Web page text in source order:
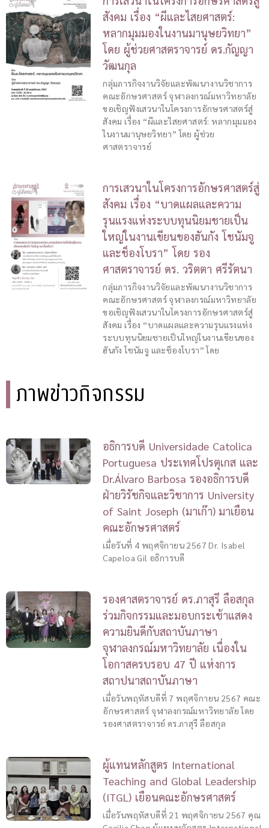
สังคม เรื่อง “ผีและไสยศาสตร์:
หลากมุมมองในงานมานุษยวิทยา”
โดย ผู้ช่วยศาสตราจารย์ ดร.กัญญา
วัฒนกุล
กลุ่มภารกิจงานวิจัยและพัฒนางานวิชาการ
คณะอักษรศาสตร์ จุฬาลงกรณ์มหาวิทยาลัย
ขอเชิญฟังเสวนาในโครงการอักษรศาสตร์สู่
สังคม เรื่อง “ผีและไสยศาสตร์: หลากมุมมอง
ในงานมานุษยวิทยา” โดย ผู้ช่วย
ศาสตราจารย์
การเสวนาในโครงการอักษรศาสตร์สู่
สังคม เรื่อง “บาดแผลและความ
รุนแรงแห่งระบบทุนนิยมชายเป็น
ใหญ่ในงานเขียนของฮันกัง โชนัมจู
และช็องโบรา” โดย รอง
ศาสตราจารย์ ดร. วริตตา ศรีรัตนา
กลุ่มภารกิจงานวิจัยและพัฒนางานวิชาการ
คณะอักษรศาสตร์ จุฬาลงกรณ์มหาวิทยาลัย
ขอเชิญฟังเสวนาในโครงการอักษรศาสตร์สู่
สังคม เรื่อง “บาดแผลและความรุนแรงแห่ง
ระบบทุนนิยมชายเป็นใหญ่ในงานเขียนของ
ฮันกัง โชนัมจู และช็องโบรา” โดย
ภาพข่าวกิจกรรม
อธิการบดี Universidade Catolica
Portuguesa ประเทศโปรตุเกส และ
Dr.Álvaro Barbosa รองอธิการบดี
ฝ่ายวิรัชกิจและวิชาการ University
of Saint Joseph (มาเก๊า) มาเยือน
คณะอักษรศาสตร์
เมื่อวันที่ 4 พฤศจิกายน 2567 Dr. Isabel
Capeloa Gil อธิการบดี
รองศาสตราจารย์ ดร.ภาสุรี ลือสกุล
ร่วมกิจกรรมและมอบกระเช้าแสดง
ความยินดีกับสถาบันภาษา
จุฬาลงกรณ์มหาวิทยาลัย เนื่องใน
โอกาสครบรอบ 47 ปี แห่งการ
สถาปนาสถาบันภาษา
เมื่อวันพฤหัสบดีที่ 7 พฤศจิกายน 2567 คณะ
อักษรศาสตร์ จุฬาลงกรณ์มหาวิทยาลัย โดย
รองศาสตราจารย์ ดร.ภาสุรี ลือสกุล
ผู้แทนหลักสูตร International
Teaching and Global Leadership
(ITGL) เยือนคณะอักษรศาสตร์
เมื่อวันพฤหัสบดีที่ 21 พฤศจิกายน 2567 คุณ